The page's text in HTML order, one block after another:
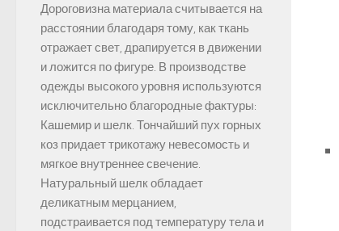
Дороговизна материала считывается на
расстоянии благодаря тому, как ткань
отражает свет, драпируется в движении
и ложится по фигуре. В производстве
одежды высокого уровня используются
исключительно благородные фактуры:
Кашемир и шелк. Тончайший пух горных
коз придает трикотажу невесомость и
мягкое внутреннее свечение.
Натуральный шелк обладает
деликатным мерцанием,
подстраивается под температуру тела и